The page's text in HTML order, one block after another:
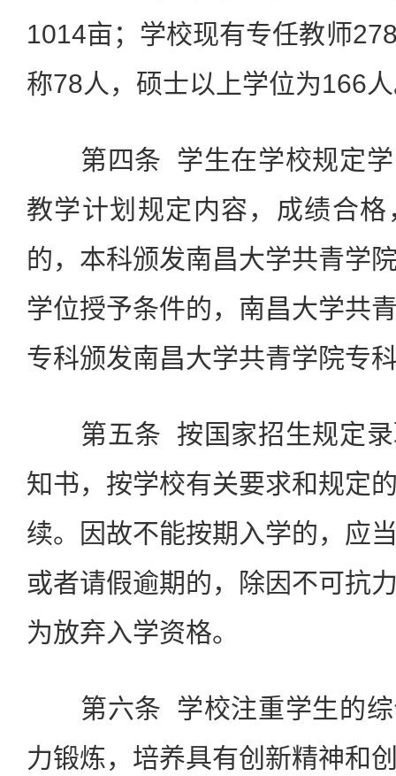
1014亩；学校现有专任教师
称78人，硕士以上学位为166
第四条 学生在学校规定学
教学计划规定内容，成绩合
的，本科颁发南昌大学共青学
学位授予条件的，南昌大学共
专科颁发南昌大学共青学院专
第五条 按国家招生规定录
知书，按学校有关要求和规定
续。因故不能按期入学的，应
或者请假逾期的，除因不可抗
为放弃入学资格。
第六条 学校注重学生的综
力锻炼，培养具有创新精神和